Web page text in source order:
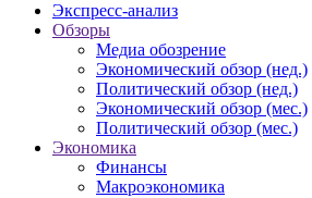
Экспресс-анализ
Обзоры
Медиа обозрение
Экономический обзор (нед.)
Политический обзор (нед.)
Экономический обзор (мес.)
Политический обзор (мес.)
Экономика
Финансы
Макроэкономика